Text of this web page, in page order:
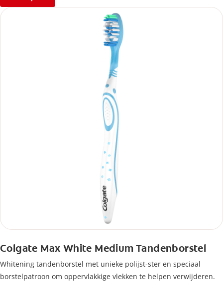
Colgate Max White Medium Tandenborstel
Whitening tandenborstel met unieke polijst-ster en speciaal
borstelpatroon om oppervlakkige vlekken te helpen verwijderen.